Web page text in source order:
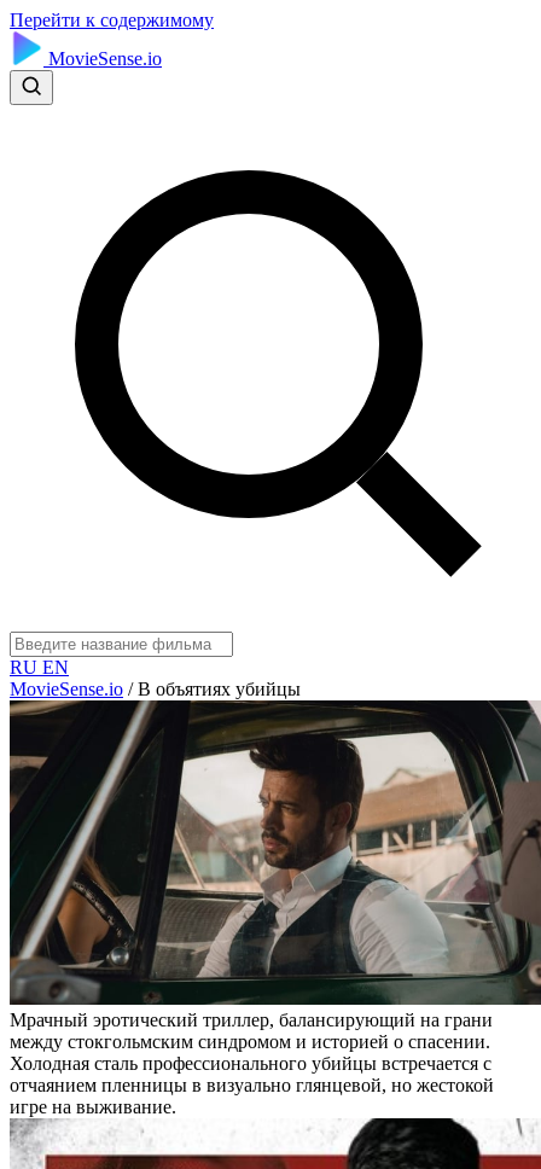
Перейти к содержимому
MovieSense.io
RU EN
MovieSense.io / В объятиях убийцы
Мрачный эротический триллер, балансирующий на грани
между стокгольмским синдромом и историей о спасении.
Холодная сталь профессионального убийцы встречается с
отчаянием пленницы в визуально глянцевой, но жестокой
игре на выживание.